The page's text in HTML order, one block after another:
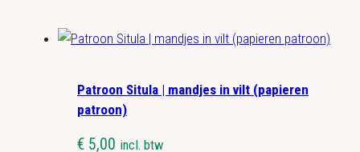
Patroon Situla | mandjes in vilt (papieren
patroon)
€ 5,00 incl. btw